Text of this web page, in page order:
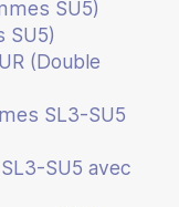
SU5)
SU5)
(Double
SL3-SU5
SU5 avec